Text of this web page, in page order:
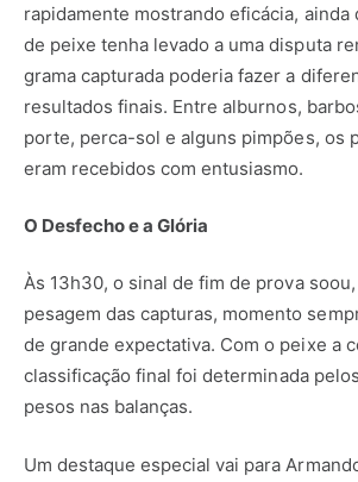
rapidamente mostrando eficácia, ainda
de peixe tenha levado a uma disputa
grama capturada poderia fazer a
resultados finais. Entre alburnos,
porte, perca-sol e alguns pimpões, os
eram recebidos com entusiasmo.
O Desfecho e a Glória
Às 13h30, o sinal de fim de prova
pesagem das capturas, momento
de grande expectativa. Com o peixe a
classificação final foi determinada
pesos nas balanças.
Um destaque especial vai para